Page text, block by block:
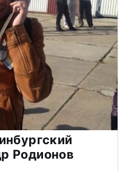
Родионов